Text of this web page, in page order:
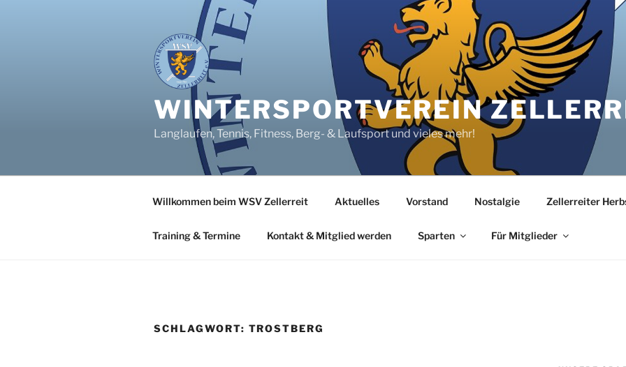
WINTERSPORTVEREIN
Langlaufen, Tennis, Fitness, Berg- & Laufsport und vieles mehr!
Willkommen beim WSV Zellerreit Aktuelles Vorstand Nostalgie Zellerreiter
Training & Termine Kontakt & Mitglied werden Sparten Für Mitglieder
SCHLAGWORT: TROSTBERG